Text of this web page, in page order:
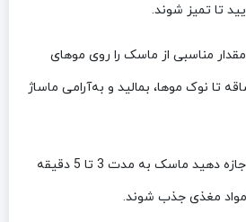
تا تمیز شوند.
مناسبی از ماسک را روی موهای
تا نوک موها، بمالید و به‌آرامی ماساژ
: اجازه دهید ماسک به مدت 3 تا 5 دقیقه
مواد مغذی جذب شوند.